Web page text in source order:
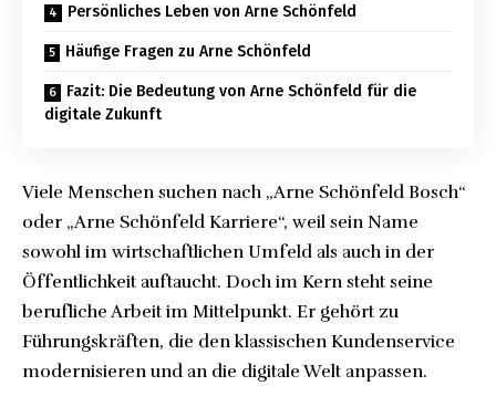
Persönliches Leben von Arne Schönfeld
Häufige Fragen zu Arne Schönfeld
Fazit: Die Bedeutung von Arne Schönfeld für die
digitale Zukunft
Viele Menschen suchen nach „Arne Schönfeld Bosch“
oder „Arne Schönfeld Karriere“, weil sein Name
sowohl im wirtschaftlichen Umfeld als auch in der
Öffentlichkeit auftaucht. Doch im Kern steht seine
berufliche Arbeit im Mittelpunkt. Er gehört zu
Führungskräften, die den klassischen Kundenservice
modernisieren und an die digitale Welt anpassen.